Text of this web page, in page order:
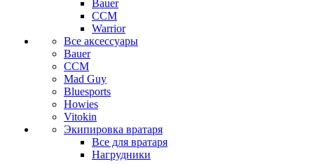
Bauer
CCM
Warrior
Все аксессуары
Bauer
CCM
Mad Guy
Bluesports
Howies
Vitokin
Экипировка вратаря
Все для вратаря
Нагрудники